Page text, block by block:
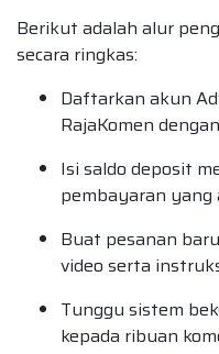
Berikut adalah alur
secara ringkas:
Daftarkan akun
RajaKomen
Isi saldo deposit
pembayaran yang
Buat pesanan
video serta
Tunggu sistem
kepada ribuan